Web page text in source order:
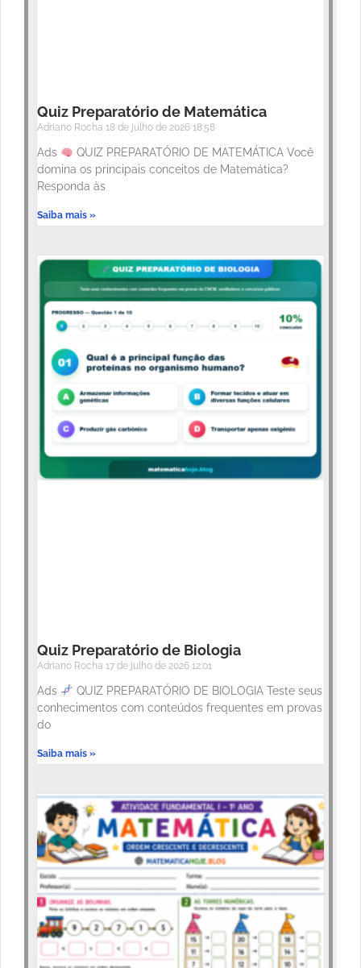
Quiz Preparatório de Matemática
Adriano Rocha 18 de julho de 2026 18:58
Ads
QUIZ PREPARATÓRIO DE MATEMÁTICA Você
domina os principais conceitos de Matemática?
Responda às
Saiba mais »
Quiz Preparatório de Biologia
Adriano Rocha 17 de julho de 2026 12:01
Ads
QUIZ PREPARATÓRIO DE BIOLOGIA Teste seus
conhecimentos com conteúdos frequentes em provas
do
Saiba mais »